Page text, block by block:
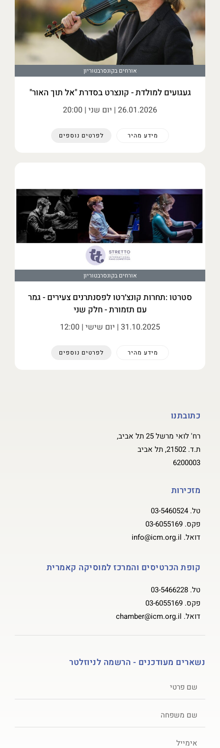
אורחים בקונסרבטוריון
געגועים למולדת - קונצרט בסדרת "אל תוך האור"
26.01.2026 | יום שני | 20:00
מידע מהיר לפרטים נוספים
אורחים בקונסרבטוריון
סטרטו :תחרות קונצ׳רטו לפסנתרנים צעירים - גמר
עם תזמורת - חלק שני
31.10.2025 | יום שישי | 12:00
מידע מהיר לפרטים נוספים
כתובתנו
רח' לואי מרשל 25 תל אביב,
ת.ד. 21502, תל אביב
6200003
מזכירות
טל. 03-5460524
פקס. 03-6055169
דואל. info@icm.org.il
קופת הכרטיסים והמרכז למוסיקה קאמרית
טל. 03-5466228
פקס. 03-6055169
דואל. chamber@icm.org.il
נשארים מעודכנים - הרשמה לניוזלטר